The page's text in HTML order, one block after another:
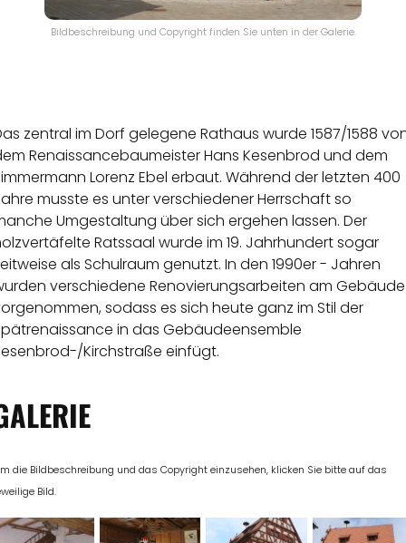
Bildbeschreibung und Copyright finden Sie unten in der Galerie.
zentral im Dorf gelegene Rathaus wurde 1587/1588
Renaissancebaumeister Hans Kesenbrod und dem
Lorenz Ebel erbaut. Während der letzten 400
musste es unter verschiedener Herrschaft so
Umgestaltung über sich ergehen lassen. Der
Ratssaal wurde im 19. Jahrhundert sogar
als Schulraum genutzt. In den 1990er - Jahren
verschiedene Renovierungsarbeiten am Gebäude
sodass es sich heute ganz im Stil der
in das Gebäudeensemble
Kirchstraße einfügt.
die Bildbeschreibung und das Copyright einzusehen, klicken Sie bitte auf das
Bild.